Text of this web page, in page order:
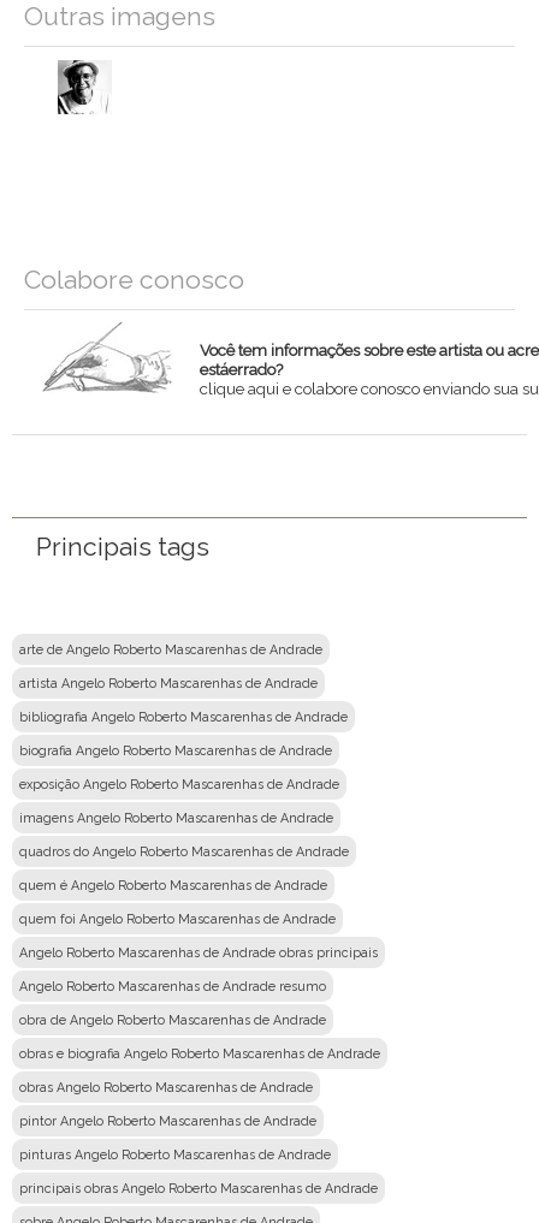
Outras imagens
Colabore conosco
Você tem informações sobre este artista ou
estáerrado?
clique aqui e colabore conosco enviando sua
Principais tags
arte de Angelo Roberto Mascarenhas de Andrade
artista Angelo Roberto Mascarenhas de Andrade
bibliografia Angelo Roberto Mascarenhas de Andrade
biografia Angelo Roberto Mascarenhas de Andrade
exposição Angelo Roberto Mascarenhas de Andrade
imagens Angelo Roberto Mascarenhas de Andrade
quadros do Angelo Roberto Mascarenhas de Andrade
quem é Angelo Roberto Mascarenhas de Andrade
quem foi Angelo Roberto Mascarenhas de Andrade
Angelo Roberto Mascarenhas de Andrade obras principais
Angelo Roberto Mascarenhas de Andrade resumo
obra de Angelo Roberto Mascarenhas de Andrade
obras e biografia Angelo Roberto Mascarenhas de Andrade
obras Angelo Roberto Mascarenhas de Andrade
pintor Angelo Roberto Mascarenhas de Andrade
pinturas Angelo Roberto Mascarenhas de Andrade
principais obras Angelo Roberto Mascarenhas de Andrade